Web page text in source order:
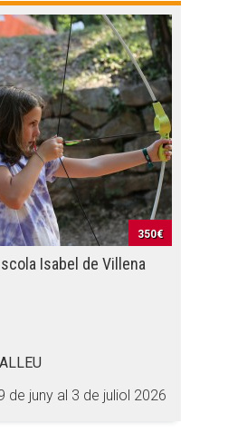
350€
Isabel de Villena
de juny al 3 de juliol 2026